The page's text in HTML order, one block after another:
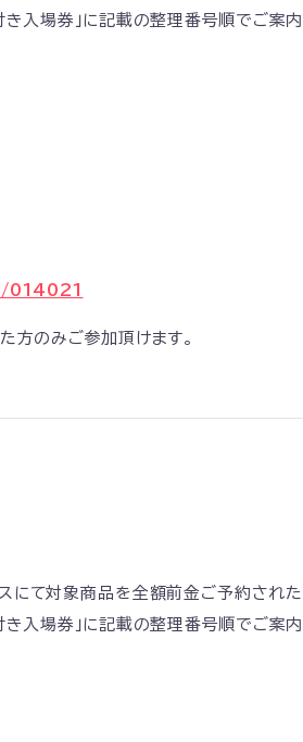
き入場券」に記載の整理番号順でご案内
方のみご参加頂けます。
にて対象商品を全額前金ご予約された
き入場券」に記載の整理番号順でご案内